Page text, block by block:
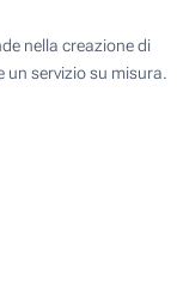
nella creazione di
un servizio su misura.